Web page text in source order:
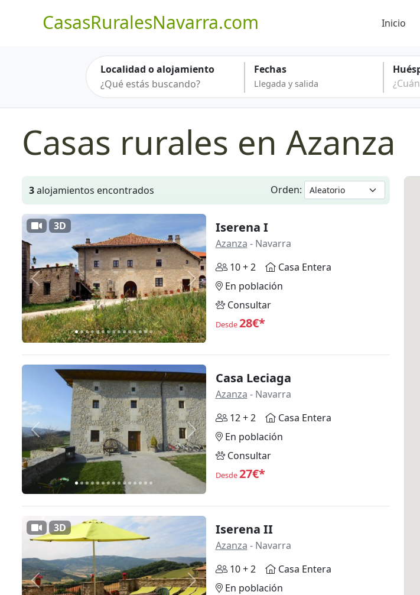
CasasRuralesNavarra.com Inicio
Localidad o alojamiento Fechas
Casas rurales en Azanza
3alojamientos encontrados Orden:
Anterior Siguiente
3D Iserena I
Azanza - Navarra
10 + 2
Casa Entera
En población
Consultar
Desde28€*
Anterior Siguiente
Casa Leciaga
Azanza - Navarra
12 + 2
Casa Entera
En población
Consultar
Desde27€*
Anterior Siguiente
3D Iserena II
Azanza - Navarra
10 + 2
Casa Entera
En población